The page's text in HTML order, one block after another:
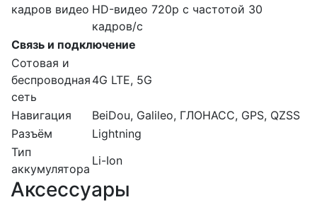
кадров видео HD-видео 720p с частотой 30
кадров/ с
Связь и подключение
Сотовая и
беспроводная
сеть
4G LTE, 5G
Навигация
BeiDou, Galileo, ГЛОНАСС, GPS, QZSS
Разъём
Lightning
Тип
аккумулятора
Li-Ion
Аксессуары